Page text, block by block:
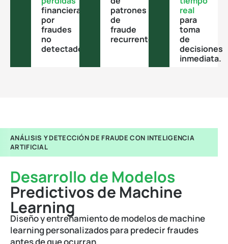
financieras
por
fraudes
no
detectados.
patrones
de
fraude
recurrentes.
real
para
toma
de
decisiones
inmediata.
ANÁLISIS Y DETECCIÓN DE FRAUDE CON INTELIGENCIA
ARTIFICIAL
Desarrollo de Modelos
Predictivos de Machine
Learning
Diseño y entrenamiento de modelos de machine
learning personalizados para predecir fraudes
antes de que ocurran.